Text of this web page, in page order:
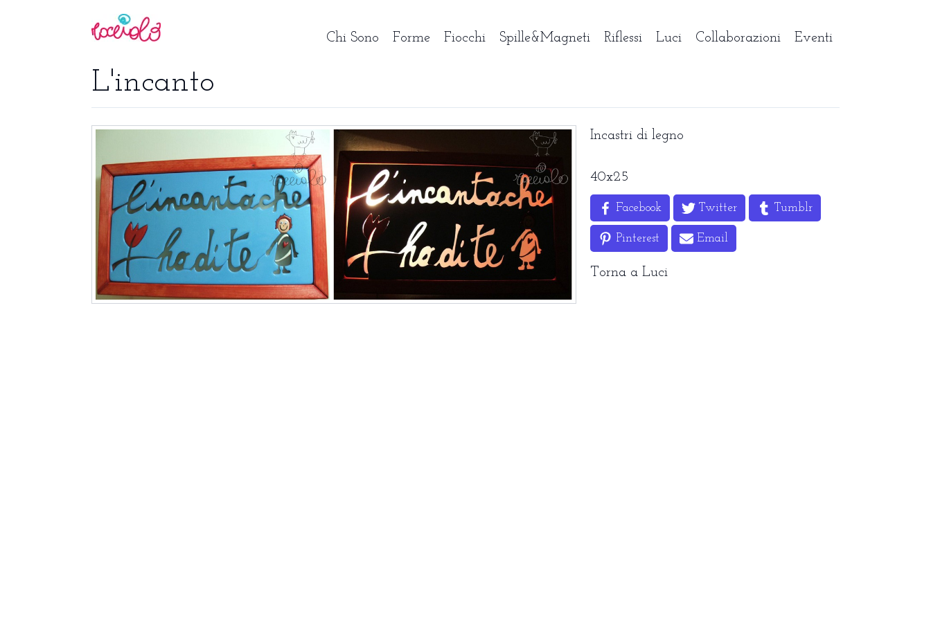
Chi Sono Forme Fiocchi Spille&Magneti Riflessi Luci Collaborazioni Eventi
L'incanto
Incastri di legno
40x25
Facebook Twitter Tumblr
Pinterest Email
Torna a Luci